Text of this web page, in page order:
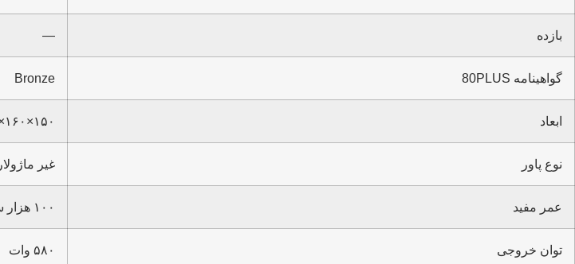
بازده —
گواهینامه 80PLUS Bronze
ابعاد ۱۵۰×۱۶۰×۸۶ میلی متر
نوع پاور غیر ماژولار
عمر مفید ۱۰۰ هزار ساعت
توان خروجی ۵۸۰ وات